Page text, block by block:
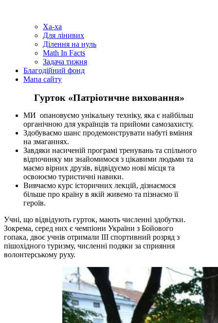
Ха-ха
Для лінивих
Ділення на нуль
Math In Facts
Задача тижня
Благодійний фонд
Мапа сайту
Гурток «Патріотичне виховання»
МИ опановуємо унікальну техніку, яка є найбільш
органічною для українців та прийоми самозахисту.
Здобуваємо шанс продемонструвати набуті вміння
на змаганнях.
Завдяки насиченій програмі тренувань та спільного
відпочинку ми знайомимося з цікавими людьми та
маємо вірних друзів, відвідуємо нові місця та
освоюємо туристичні навики.
Вивчаємо курс історичних лекцій, дізнаємося
більше про країну в якій живемо та пізнаємо її
героїв.
Учні, що відвідують гурток, мають численні здобутки.
Зокрема, серед них є чемпіони України з Бойового
гопака, двоє учнів отримали III спортивний розряд з
пішохідного туризму, численні подяки за сприяння
волонтерському руху.